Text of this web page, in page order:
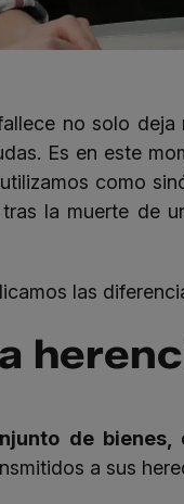
no solo
Es en este
como
la muerte de
las
de
a sus